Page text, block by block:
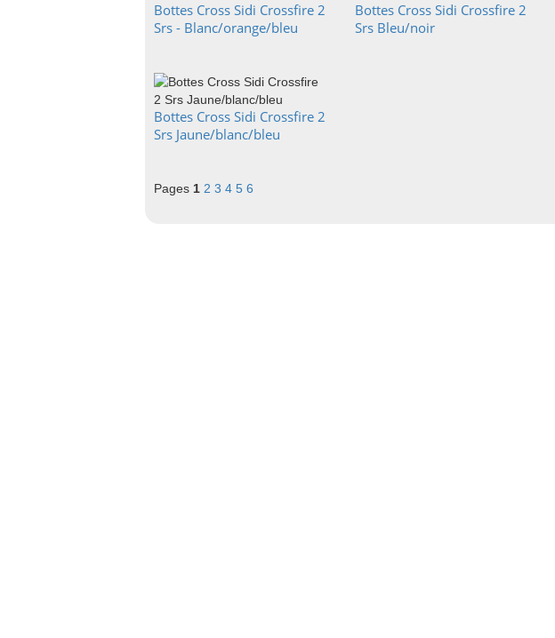
Bottes Cross Sidi Crossfire 2
Srs - Blanc/orange/bleu
Bottes Cross Sidi Crossfire 2
Srs Bleu/noir
Bottes Cross Sidi Crossfire 2
Srs Jaune/blanc/bleu
Pages 1 2 3 4 5 6